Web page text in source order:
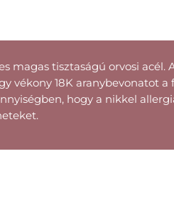
magas tisztaságú orvosi acél.
vékony 18K aranybevonatot a
hogy a nikkel